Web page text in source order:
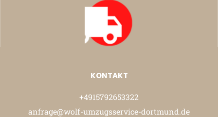
KONTAKT
+4915792653322
anfrage@wolf-umzugsservice-dortmund.de